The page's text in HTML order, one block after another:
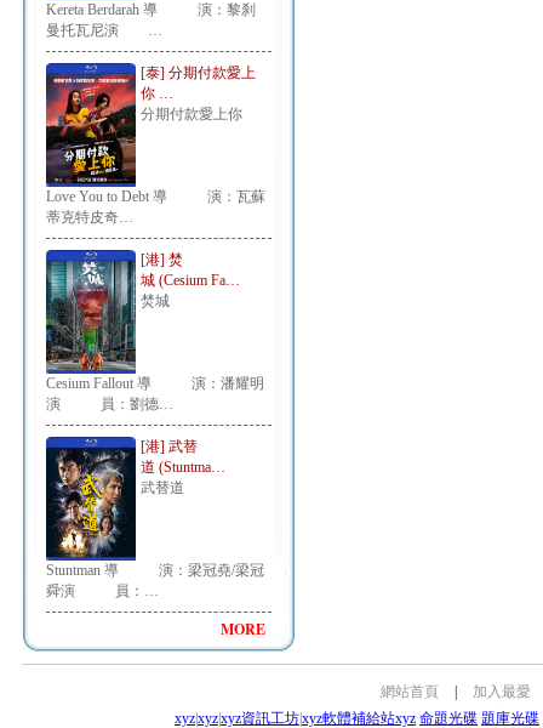
Kereta Berdarah 導 演：黎刹
曼托瓦尼演 …
[泰] 分期付款愛上
你 …
分期付款愛上你
Love You to Debt 導 演：瓦蘇
蒂克特皮奇…
[港] 焚
城 (Cesium Fa…
焚城
Cesium Fallout 導 演：潘耀明
演 員：劉德…
[港] 武替
道 (Stuntma…
武替道
Stuntman 導 演：梁冠堯/梁冠
舜演 員：…
MORE
網站首頁
加入最愛
xyzxyzxyz資訊工坊xyz軟體補給站xyz 命題光碟 題庫光碟